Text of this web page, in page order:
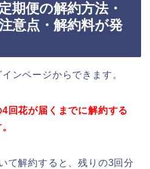
期便の解約方法・
意点・解約料が発
ンページからできます。
回花が届くまでに解約する
て解約すると、残りの3回分